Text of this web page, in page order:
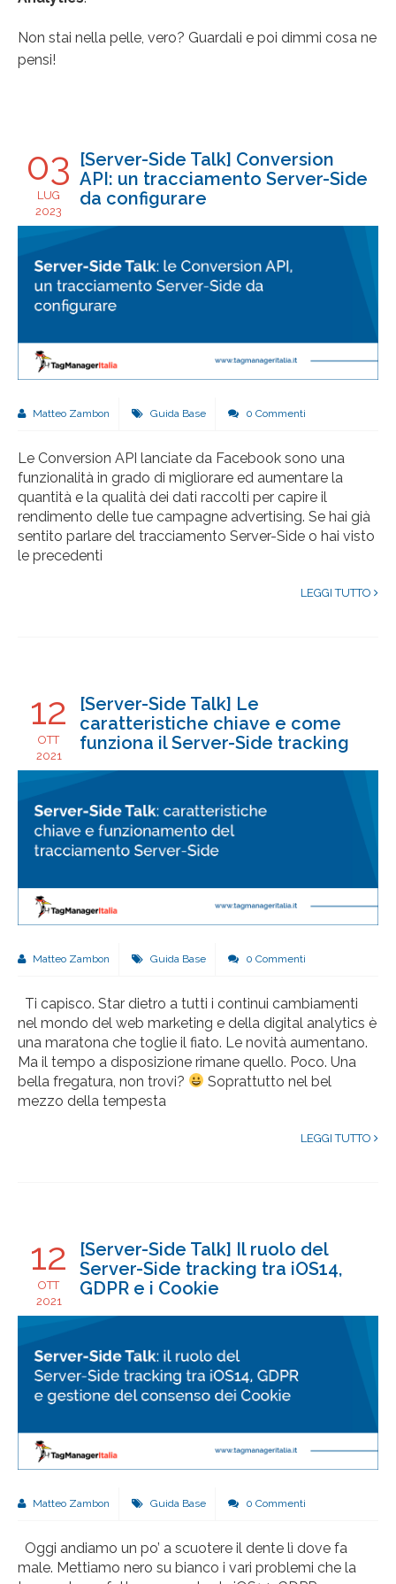
Non stai nella pelle, vero? Guardali e poi dimmi cosa ne
pensi!
03
LUG
2023
[Server-Side Talk] Conversion
API: un tracciamento Server-Side
da configurare
Matteo Zambon Guida Base 0 Commenti
Le Conversion API lanciate da Facebook sono una
funzionalità in grado di migliorare ed aumentare la
quantità e la qualità dei dati raccolti per capire il
rendimento delle tue campagne advertising. Se hai già
sentito parlare del tracciamento Server-Side o hai visto
le precedenti
LEGGI TUTTO
12
OTT
2021
[Server-Side Talk] Le
caratteristiche chiave e come
funziona il Server-Side tracking
Matteo Zambon Guida Base 0 Commenti
Ti capisco. Star dietro a tutti i continui cambiamenti
nel mondo del web marketing e della digital analytics è
una maratona che toglie il fiato. Le novità aumentano.
Ma il tempo a disposizione rimane quello. Poco. Una
bella fregatura, non trovi?
Soprattutto nel bel
mezzo della tempesta
LEGGI TUTTO
12
OTT
2021
[Server-Side Talk] Il ruolo del
Server-Side tracking tra iOS14,
GDPR e i Cookie
Matteo Zambon Guida Base 0 Commenti
Oggi andiamo un po’ a scuotere il dente lì dove fa
male. Mettiamo nero su bianco i vari problemi che la